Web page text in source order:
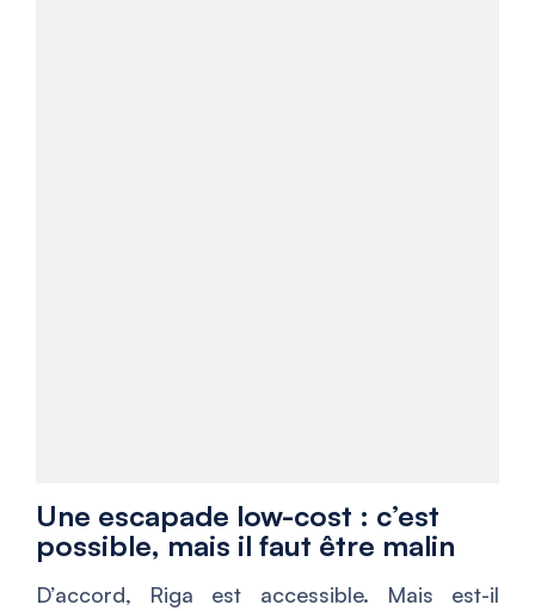
Une escapade low-cost : c’est
possible, mais il faut être malin
D’accord, Riga est accessible. Mais est-il